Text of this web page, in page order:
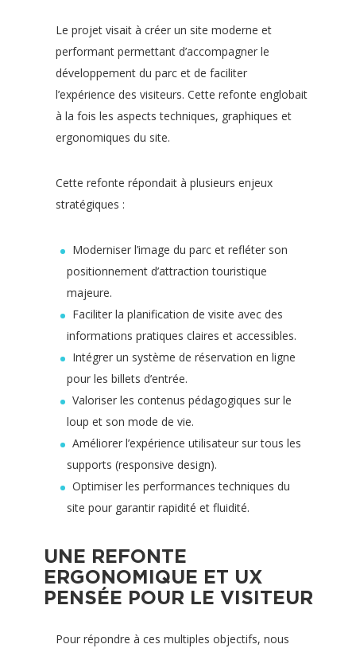
Le projet visait à créer un site moderne et
performant permettant d’accompagner le
développement du parc et de faciliter
l’expérience des visiteurs. Cette refonte englobait
à la fois les aspects techniques, graphiques et
ergonomiques du site.
Cette refonte répondait à plusieurs enjeux
stratégiques :
Moderniser l’image du parc et refléter son
positionnement d’attraction touristique
majeure.
Faciliter la planification de visite avec des
informations pratiques claires et accessibles.
Intégrer un système de réservation en ligne
pour les billets d’entrée.
Valoriser les contenus pédagogiques sur le
loup et son mode de vie.
Améliorer l’expérience utilisateur sur tous les
supports (responsive design).
Optimiser les performances techniques du
site pour garantir rapidité et fluidité.
UNE REFONTE
ERGONOMIQUE ET UX
PENSÉE POUR LE VISITEUR
Pour répondre à ces multiples objectifs, nous